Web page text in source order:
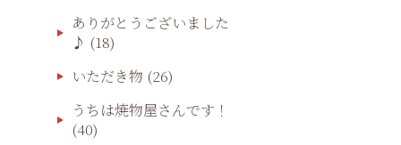
ありがとうございました
♪ (18)
いただき物 (26)
うちは焼物屋さんです！
(40)